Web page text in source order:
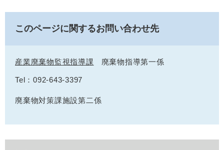
このページに関するお問い合わせ先
産業廃棄物監視指導課 廃棄物指導第一係
Tel：092-643-3397
廃棄物対策課施設第二係